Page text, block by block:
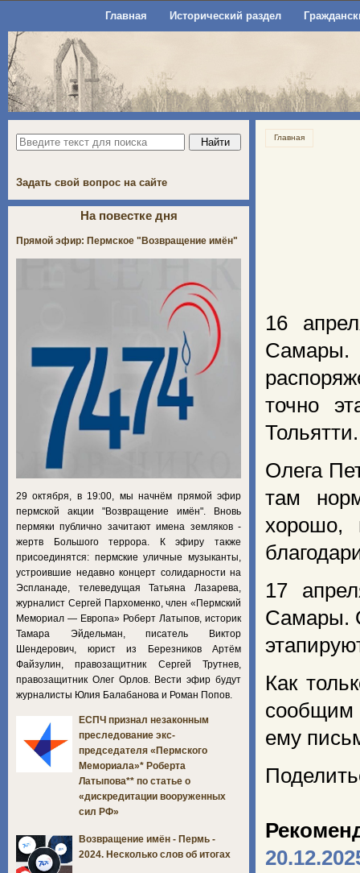
Главная Исторический раздел
Главная
16
Самары.
точно
Тольятти.
Олега
там
хорошо,
17
Самары.
Как
сообщим
ему
Задать свой вопрос на сайте
На повестке дня
Прямой эфир: Пермское "Возвращение имён"
29 октября, в 19:00, мы начнём прямой эфир
пермской акции "Возвращение имён". Вновь
пермяки публично зачитают имена земляков -
жертв Большого террора. К эфиру также
присоединятся: пермские уличные музыканты,
устроившие недавно концерт солидарности на
Эспланаде, телеведущая Татьяна Лазарева,
журналист Сергей Пархоменко, член «Пермский
Мемориал — Европа» Роберт Латыпов, историк
Тамара Эйдельман, писатель Виктор
Шендерович, юрист из Березников Артём
Файзулин, правозащитник Сергей Трутнев,
правозащитник Олег Орлов. Вести эфир будут
журналисты Юлия Балабанова и Роман Попов.
ЕСПЧ признал незаконным
преследование экс-
председателя «Пермского
Мемориала»* Роберта
Латыпова** по статье о
«дискредитации вооруженных
сил РФ»
Возвращение имён - Пермь -
2024. Несколько слов об итогах